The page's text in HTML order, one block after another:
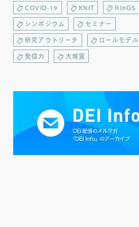
COVID-19 KNIT RinGS
シンポジウム セミナー
研究アウトリーチ ロールモデル
発信力 大塚賞